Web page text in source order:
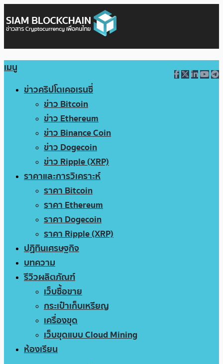
เมนู
ข่าวคริปโตเคอเรนซี่
ข่าว Bitcoin
ข่าว Ethereum
ข่าว Binance Coin
ข่าว Dogecoin
ข่าว Ripple (XRP)
ราคาและการวิเคราะห์
ราคา Bitcoin
ราคา Ethereum
ราคา Dogecoin
ราคา Ripple (XRP)
ปฏิทินเศรษฐกิจ
บทความ
รีวิวผลิตภัณฑ์
เว็บซื้อขาย
กระเป๋าเก็บเหรียญ
เครื่องขุด
เว็บขุดแบบ Cloud Mining
ห้องเรียน